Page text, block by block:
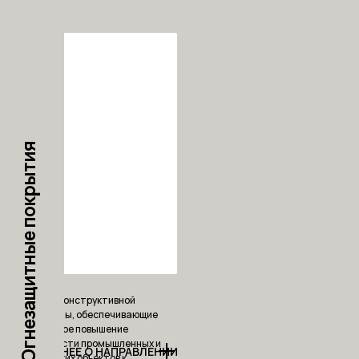
ПОДРОБНЕЕ О НАПРАВЛЕНИИ
Системы конструктивной
огнезащиты, обеспечивающие
комплексное повышение
устойчивости промышленных и
Огнезащитные покрытия